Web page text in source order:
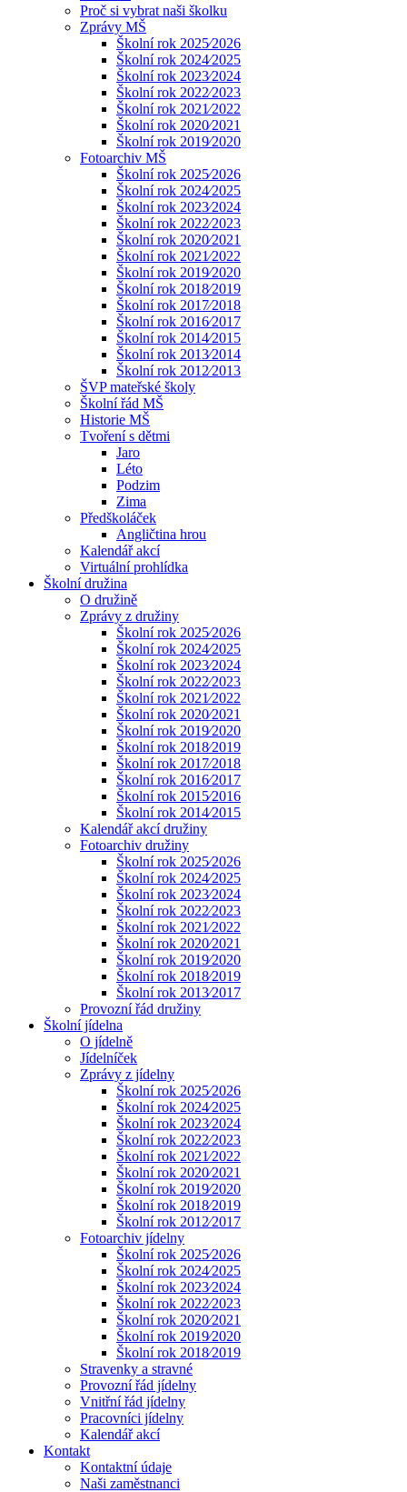
Proč si vybrat naši školku
Zprávy MŠ
Školní rok 2025⁄2026
Školní rok 2024⁄2025
Školní rok 2023⁄2024
Školní rok 2022⁄2023
Školní rok 2021⁄2022
Školní rok 2020⁄2021
Školní rok 2019⁄2020
Fotoarchiv MŠ
Školní rok 2025⁄2026
Školní rok 2024⁄2025
Školní rok 2023⁄2024
Školní rok 2022⁄2023
Školní rok 2020⁄2021
Školní rok 2021⁄2022
Školní rok 2019⁄2020
Školní rok 2018⁄2019
Školní rok 2017⁄2018
Školní rok 2016⁄2017
Školní rok 2014⁄2015
Školní rok 2013⁄2014
Školní rok 2012⁄2013
ŠVP mateřské školy
Školní řád MŠ
Historie MŠ
Tvoření s dětmi
Jaro
Léto
Podzim
Zima
Předškoláček
Angličtina hrou
Kalendář akcí
Virtuální prohlídka
Školní družina
O družině
Zprávy z družiny
Školní rok 2025⁄2026
Školní rok 2024⁄2025
Školní rok 2023⁄2024
Školní rok 2022⁄2023
Školní rok 2021⁄2022
Školní rok 2020⁄2021
Školní rok 2019⁄2020
Školní rok 2018⁄2019
Školní rok 2017⁄2018
Školní rok 2016⁄2017
Školní rok 2015⁄2016
Školní rok 2014⁄2015
Kalendář akcí družiny
Fotoarchiv družiny
Školní rok 2025⁄2026
Školní rok 2024⁄2025
Školní rok 2023⁄2024
Školní rok 2022⁄2023
Školní rok 2021⁄2022
Školní rok 2020⁄2021
Školní rok 2019⁄2020
Školní rok 2018⁄2019
Školní rok 2013⁄2017
Provozní řád družiny
Školní jídelna
O jídelně
Jídelníček
Zprávy z jídelny
Školní rok 2025⁄2026
Školní rok 2024⁄2025
Školní rok 2023⁄2024
Školní rok 2022⁄2023
Školní rok 2021⁄2022
Školní rok 2020⁄2021
Školní rok 2019⁄2020
Školní rok 2018⁄2019
Školní rok 2012⁄2017
Fotoarchiv jídelny
Školní rok 2025⁄2026
Školní rok 2024⁄2025
Školní rok 2023⁄2024
Školní rok 2022⁄2023
Školní rok 2020⁄2021
Školní rok 2019⁄2020
Školní rok 2018⁄2019
Stravenky a stravné
Provozní řád jídelny
Vnitřní řád jídelny
Pracovníci jídelny
Kalendář akcí
Kontakt
Kontaktní údaje
Naši zaměstnanci